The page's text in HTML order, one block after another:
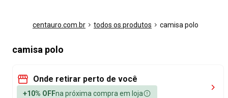
centauro.com.br todos os produtos camisa polo
camisa polo
Onde retirar perto de você
+10% OFFna próxima compra em loja